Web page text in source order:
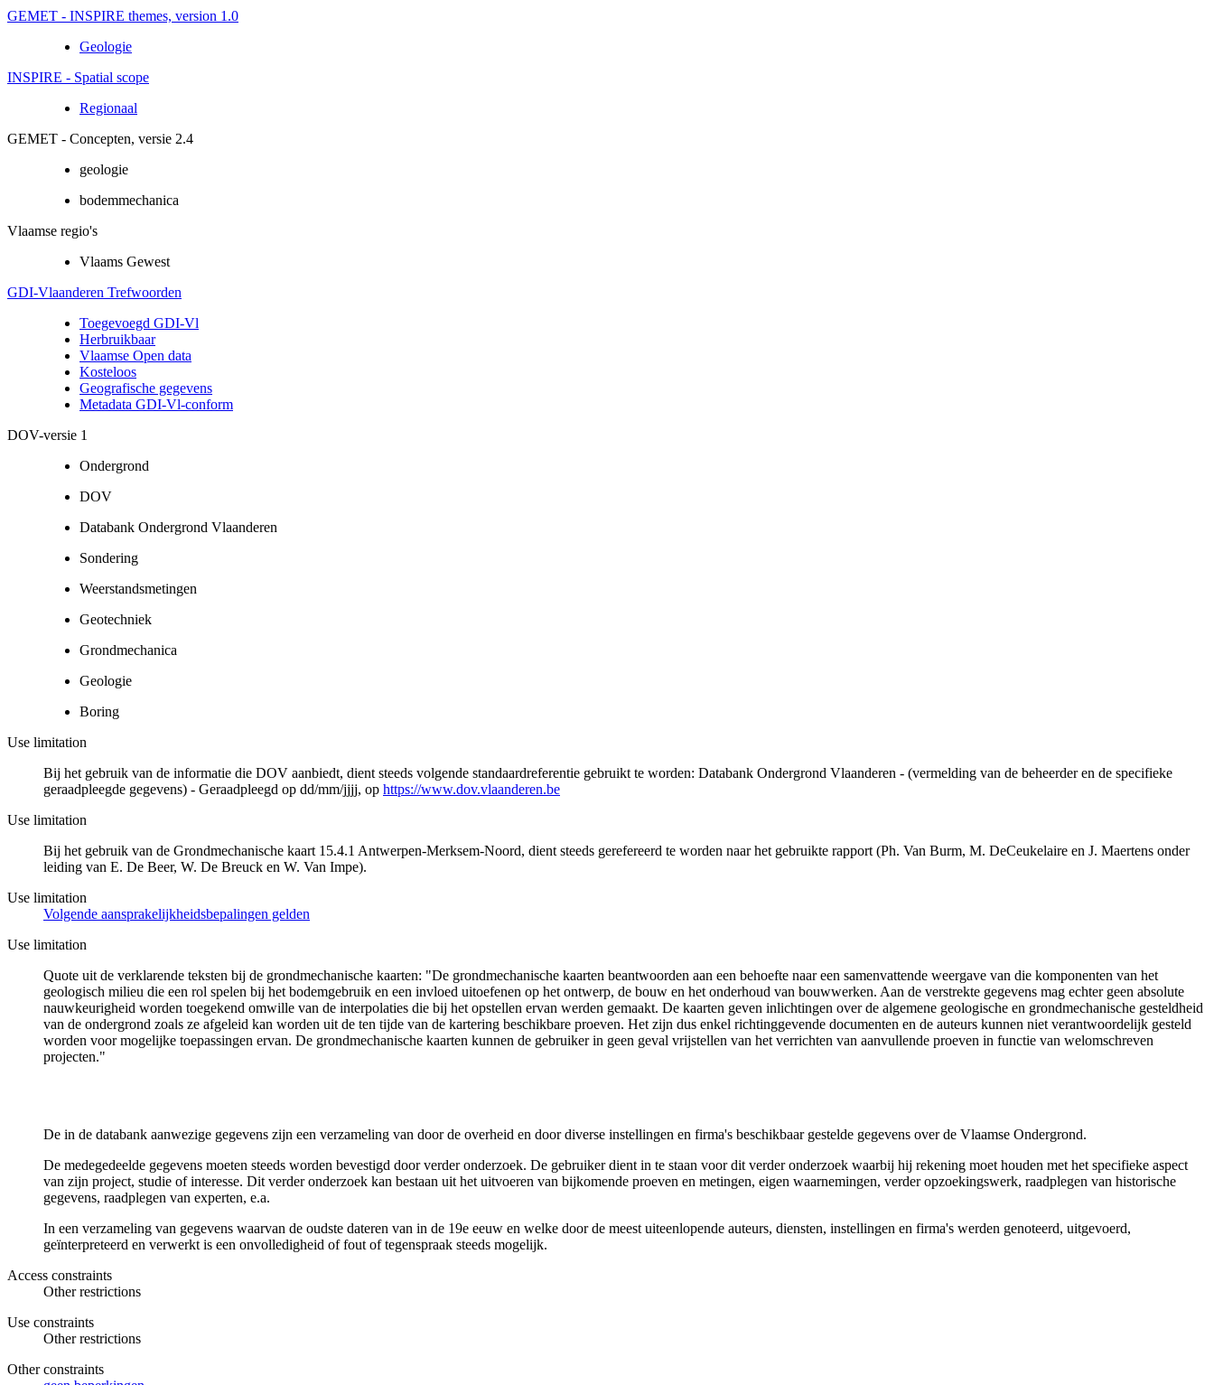
GEMET - INSPIRE themes, version 1.0
Geologie
INSPIRE - Spatial scope
Regionaal
GEMET - Concepten, versie 2.4
geologie
bodemmechanica
Vlaamse regio's
Vlaams Gewest
GDI-Vlaanderen Trefwoorden
Toegevoegd GDI-Vl
Herbruikbaar
Vlaamse Open data
Kosteloos
Geografische gegevens
Metadata GDI-Vl-conform
DOV-versie 1
Ondergrond
DOV
Databank Ondergrond Vlaanderen
Sondering
Weerstandsmetingen
Geotechniek
Grondmechanica
Geologie
Boring
Use limitation
Bij het gebruik van de informatie die DOV aanbiedt, dient steeds volgende standaardreferentie gebruikt te worden: Databank Ondergrond Vlaanderen - (vermelding van de beheerder en de specifieke
geraadpleegde gegevens) - Geraadpleegd op dd/mm/jjjj, op https://www.dov.vlaanderen.be
Use limitation
Bij het gebruik van de Grondmechanische kaart 15.4.1 Antwerpen-Merksem-Noord, dient steeds gerefereerd te worden naar het gebruikte rapport (Ph. Van Burm, M. DeCeukelaire en J. Maertens onder
leiding van E. De Beer, W. De Breuck en W. Van Impe).
Use limitation
Volgende aansprakelijkheidsbepalingen gelden
Use limitation
Quote uit de verklarende teksten bij de grondmechanische kaarten: "De grondmechanische kaarten beantwoorden aan een behoefte naar een samenvattende weergave van die komponenten van het
geologisch milieu die een rol spelen bij het bodemgebruik en een invloed uitoefenen op het ontwerp, de bouw en het onderhoud van bouwwerken. Aan de verstrekte gegevens mag echter geen absolute
nauwkeurigheid worden toegekend omwille van de interpolaties die bij het opstellen ervan werden gemaakt. De kaarten geven inlichtingen over de algemene geologische en grondmechanische gesteldheid
van de ondergrond zoals ze afgeleid kan worden uit de ten tijde van de kartering beschikbare proeven. Het zijn dus enkel richtinggevende documenten en de auteurs kunnen niet verantwoordelijk gesteld
worden voor mogelijke toepassingen ervan. De grondmechanische kaarten kunnen de gebruiker in geen geval vrijstellen van het verrichten van aanvullende proeven in functie van welomschreven
projecten."
De in de databank aanwezige gegevens zijn een verzameling van door de overheid en door diverse instellingen en firma's beschikbaar gestelde gegevens over de Vlaamse Ondergrond.
De medegedeelde gegevens moeten steeds worden bevestigd door verder onderzoek. De gebruiker dient in te staan voor dit verder onderzoek waarbij hij rekening moet houden met het specifieke aspect
van zijn project, studie of interesse. Dit verder onderzoek kan bestaan uit het uitvoeren van bijkomende proeven en metingen, eigen waarnemingen, verder opzoekingswerk, raadplegen van historische
gegevens, raadplegen van experten, e.a.
In een verzameling van gegevens waarvan de oudste dateren van in de 19e eeuw en welke door de meest uiteenlopende auteurs, diensten, instellingen en firma's werden genoteerd, uitgevoerd,
geïnterpreteerd en verwerkt is een onvolledigheid of fout of tegenspraak steeds mogelijk.
Access constraints
Other restrictions
Use constraints
Other restrictions
Other constraints